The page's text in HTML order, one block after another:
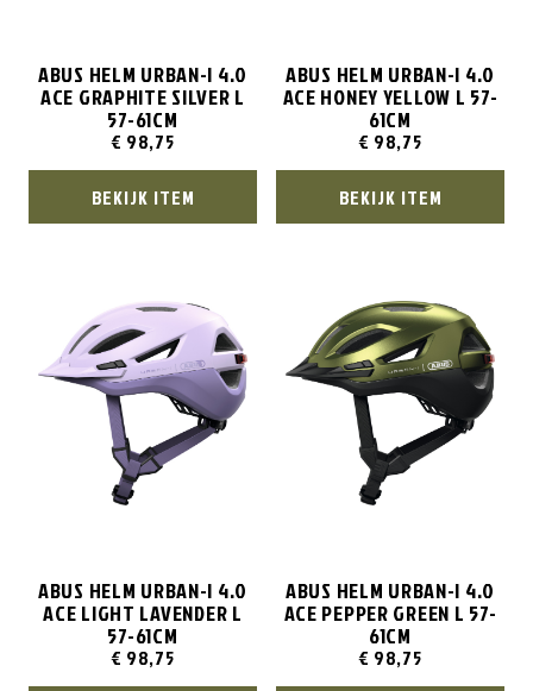
ABUS HELM URBAN-I 4.0
ACE GRAPHITE SILVER L
57-61CM
€ 98,75
BEKIJK ITEM
ABUS HELM URBAN-I 4.0
ACE HONEY YELLOW L 57-
61CM
€ 98,75
BEKIJK ITEM
ABUS HELM URBAN-I 4.0
ACE LIGHT LAVENDER L
57-61CM
€ 98,75
ABUS HELM URBAN-I 4.0
ACE PEPPER GREEN L 57-
61CM
€ 98,75